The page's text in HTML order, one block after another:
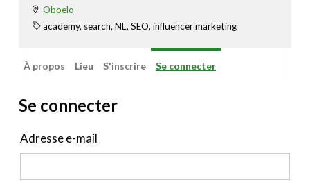
Oboelo
academy, search, NL, SEO, influencer marketing
À propos Lieu S'inscrire Se connecter
Se connecter
Adresse e-mail